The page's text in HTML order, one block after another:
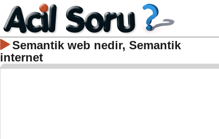
Semantik web nedir, Semantik
internet